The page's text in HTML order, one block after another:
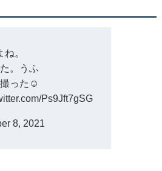
。
。うふ
った☺️
Ps9Jft7gSG
8, 2021